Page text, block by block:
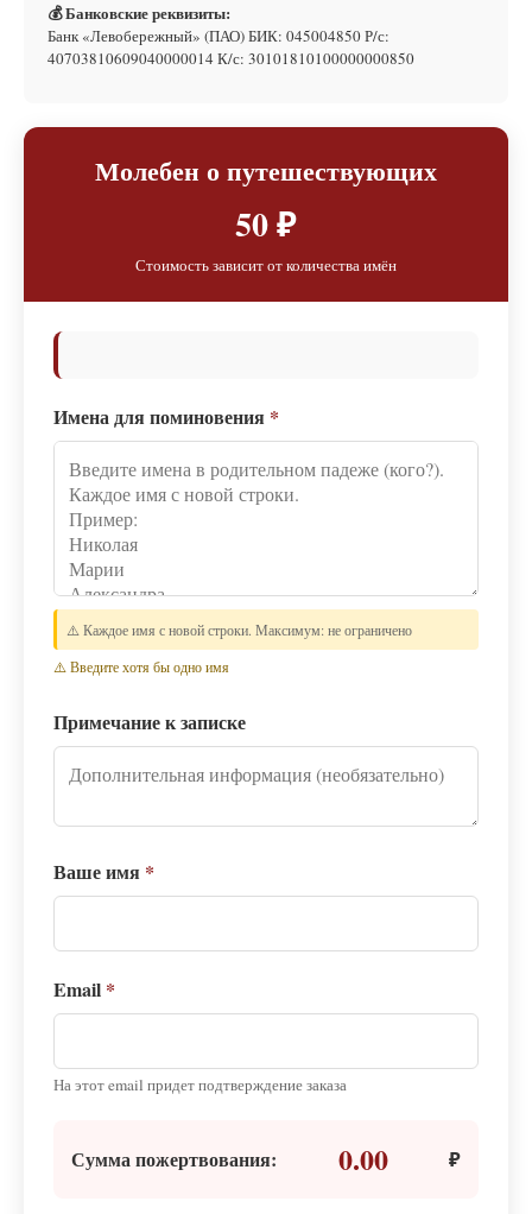
💰 Банковские реквизиты:
Банк «Левобережный» (ПАО) БИК: 045004850 Р/с:
40703810609040000014 К/с: 30101810100000000850
Молебен о путешествующих
50 ₽
Стоимость зависит от количества имён
Имена для поминовения *
⚠️ Каждое имя с новой строки. Максимум: не ограничено
⚠️ Введите хотя бы одно имя
Примечание к записке
Ваше имя *
Email *
На этот email придет подтверждение заказа
Сумма пожертвования: 0.00 ₽